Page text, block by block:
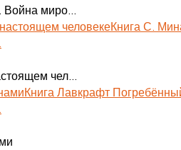
Война миро...
Книга С.
чел...
Книга Лавкрафт